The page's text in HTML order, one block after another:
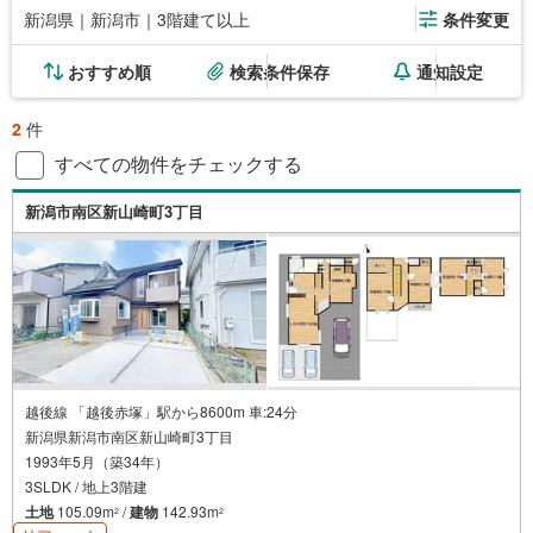
新潟県｜新潟市｜3階建て以上 条件変更
おすすめ順 検索条件保存 通知設定
2 件
すべての物件をチェックする
新潟市南区新山崎町3丁目
越後線 「越後赤塚」駅から8600m 車:24分
新潟県新潟市南区新山崎町3丁目
1993年5月（築34年）
3SLDK / 地上3階建
土地105.09m2 /建物 142.93m2